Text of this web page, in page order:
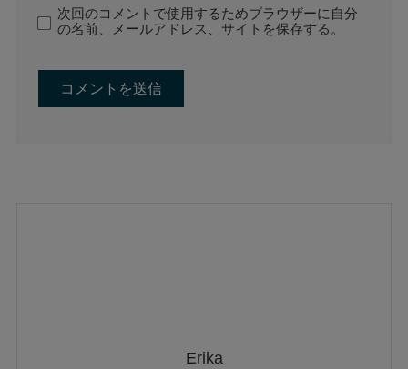
次回のコメントで使用するためブラウザーに自分
の名前、メールアドレス、サイトを保存する。
Erika